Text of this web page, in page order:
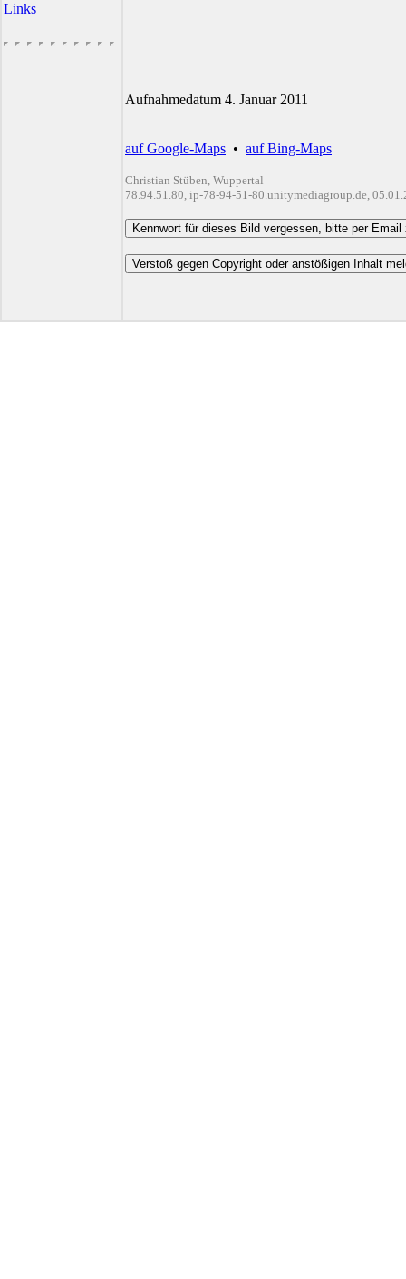
Links
Aufnahmedatum 4. Januar 2011
auf Google-Maps • auf Bing-Maps
Christian Stüben, Wuppertal
78.94.51.80, ip-78-94-51-80.unitymediagroup.de,